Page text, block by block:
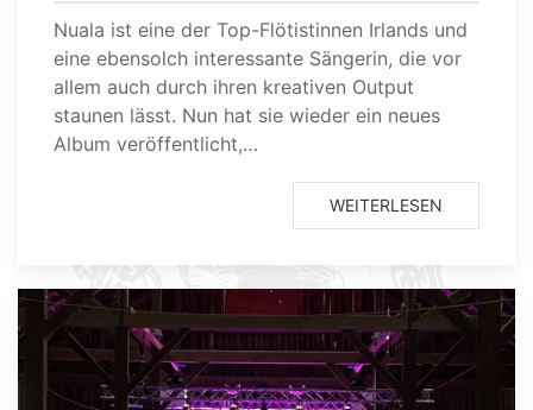
Nuala ist eine der Top-Flötistinnen Irlands und
eine ebensolch interessante Sängerin, die vor
allem auch durch ihren kreativen Output
staunen lässt. Nun hat sie wieder ein neues
Album veröffentlicht,…
WEITERLESEN